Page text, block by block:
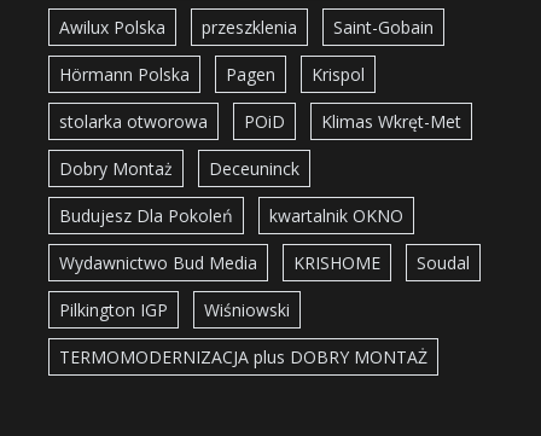
Awilux Polska przeszklenia Saint-Gobain
Hörmann Polska Pagen Krispol
stolarka otworowa POiD Klimas Wkręt-Met
Dobry Montaż Deceuninck
Budujesz Dla Pokoleń kwartalnik OKNO
Wydawnictwo Bud Media KRISHOME Soudal
Pilkington IGP Wiśniowski
TERMOMODERNIZACJA plus DOBRY MONTAŻ